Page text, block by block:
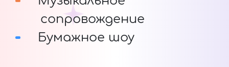
сопровождение
Бумажное шоу